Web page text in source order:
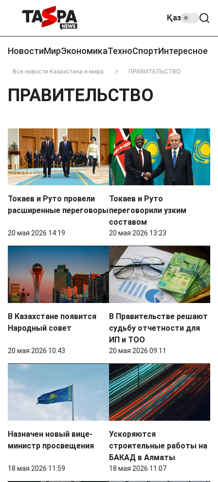
Қаз
НовостиМирЭкономикаТехноСпортИнтересное
Все новости Казахстана и мира ПРАВИТЕЛЬСТВО
ПРАВИТЕЛЬСТВО
Токаев и Руто провели
расширенные переговоры
20 мая 2026 14:19
Токаев и Руто
переговорили узким
составом
20 мая 2026 13:23
В Казахстане появится
Народный совет
20 мая 2026 10:43
В Правительстве решают
судьбу отчетности для
ИП и ТОО
20 мая 2026 09:11
Назначен новый вице-
министр просвещения
18 мая 2026 11:59
Ускоряются
строительные работы на
БАКАД в Алматы
18 мая 2026 11:07